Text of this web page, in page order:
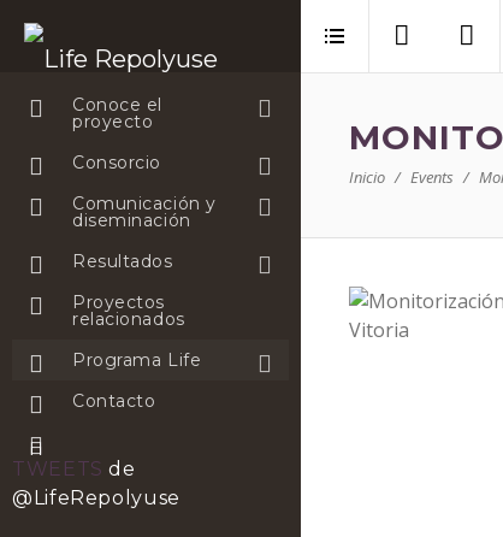
Conoce el
proyecto
Consorcio
Comunicación y
diseminación
Resultados
Proyectos
relacionados
Programa Life
Contacto
TWEETS de
@LifeRepolyuse
Inicio Events